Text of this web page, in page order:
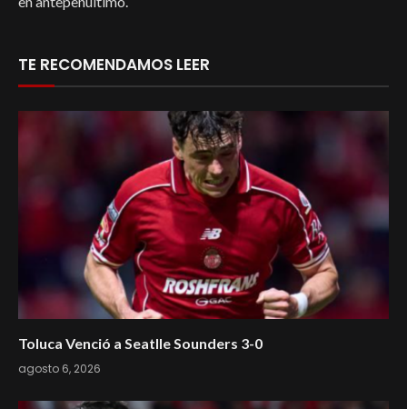
TE RECOMENDAMOS LEER
Toluca Venció a Seatlle Sounders 3-0
agosto 6, 2026